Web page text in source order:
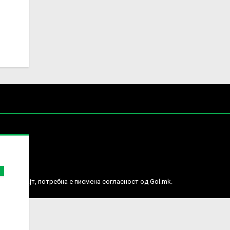
веб сајт, потребна е писмена согласност од Gol.mk.